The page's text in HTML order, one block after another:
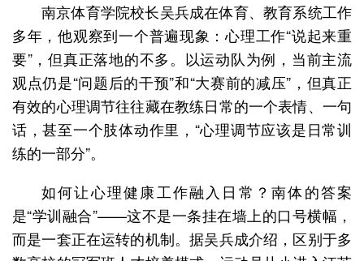
南京体育学院校长吴兵成在体育、教育系统工作
多年，他观察到一个普遍现象：心理工作“说起来重
要”，但真正落地的不多。以运动队为例，当前主流
观点仍是“问题后的干预”和“大赛前的减压”，但真正
有效的心理调节往往藏在教练日常的一个表情、一句
话，甚至一个肢体动作里，“心理调节应该是日常训
练的一部分”。
如何让心理健康工作融入日常？南体的答案
是“学训融合”——这不是一条挂在墙上的口号横幅，
而是一套正在运转的机制。据吴兵成介绍，区别于多